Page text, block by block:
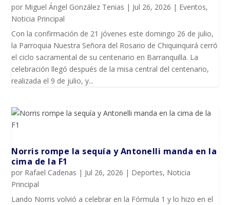
por Miguel Ángel González Tenias | Jul 26, 2026 | Eventos,
Noticia Principal
Con la confirmación de 21 jóvenes este domingo 26 de julio,
la Parroquia Nuestra Señora del Rosario de Chiquinquirá cerró
el ciclo sacramental de su centenario en Barranquilla. La
celebración llegó después de la misa central del centenario,
realizada el 9 de julio, y...
Norris rompe la sequía y Antonelli manda en la
cima de la F1
por Rafael Cadenas | Jul 26, 2026 | Deportes, Noticia
Principal
Lando Norris volvió a celebrar en la Fórmula 1 y lo hizo en el